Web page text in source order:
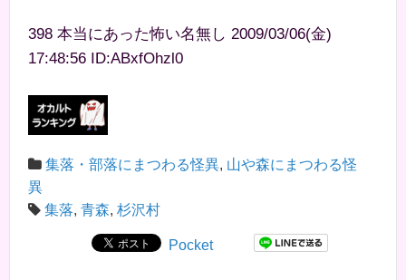
398 本当にあった怖い名無し 2009/03/06(金)
17:48:56 ID:ABxfOhzl0
集落・部落にまつわる怪異, 山や森にまつわる怪
異
集落, 青森, 杉沢村
Pocket